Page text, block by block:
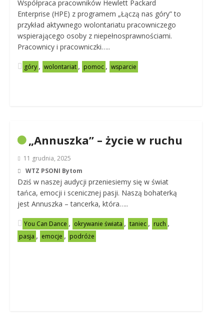
Współpraca pracowników Hewlett Packard
Enterprise (HPE) z programem „Łączą nas góry” to
przykład aktywnego wolontariatu pracowniczego
wspierającego osoby z niepełnosprawnościami.
Pracownicy i pracowniczki…..
góry , wolontariat , pomoc , wsparcie
„Annuszka” – życie w ruchu
11 grudnia, 2025
WTZ PSONI Bytom
Dziś w naszej audycji przeniesiemy się w świat
tańca, emocji i scenicznej pasji. Naszą bohaterką
jest Annuszka – tancerka, która…..
You Can Dance , okrywanie świata , taniec , ruch ,
pasja , emocje , podróże